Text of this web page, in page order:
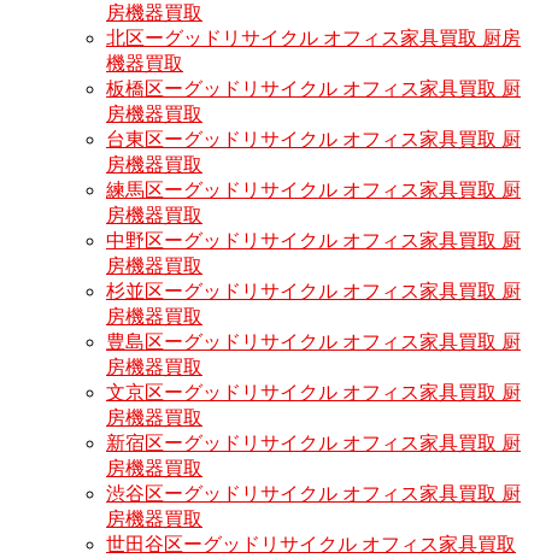
房機器買取
北区ーグッドリサイクル オフィス家具買取 厨房
機器買取
板橋区ーグッドリサイクル オフィス家具買取 厨
房機器買取
台東区ーグッドリサイクル オフィス家具買取 厨
房機器買取
練馬区ーグッドリサイクル オフィス家具買取 厨
房機器買取
中野区ーグッドリサイクル オフィス家具買取 厨
房機器買取
杉並区ーグッドリサイクル オフィス家具買取 厨
房機器買取
豊島区ーグッドリサイクル オフィス家具買取 厨
房機器買取
文京区ーグッドリサイクル オフィス家具買取 厨
房機器買取
新宿区ーグッドリサイクル オフィス家具買取 厨
房機器買取
渋谷区ーグッドリサイクル オフィス家具買取 厨
房機器買取
世田谷区ーグッドリサイクル オフィス家具買取